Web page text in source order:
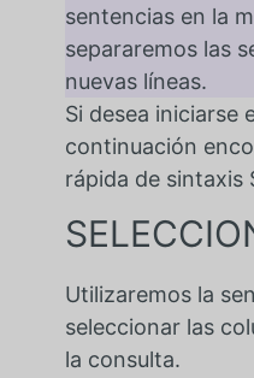
sentencias en la
separaremos las
nuevas líneas.
Si desea iniciarse
continuación
rápida de sintaxis
Utilizaremos la
seleccionar las
la consulta.